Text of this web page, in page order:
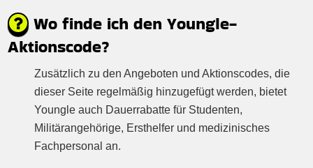
Wo finde ich den Youngle-
Aktionscode?
Zusätzlich zu den Angeboten und Aktionscodes, die
dieser Seite regelmäßig hinzugefügt werden, bietet
Youngle auch Dauerrabatte für Studenten,
Militärangehörige, Ersthelfer und medizinisches
Fachpersonal an.